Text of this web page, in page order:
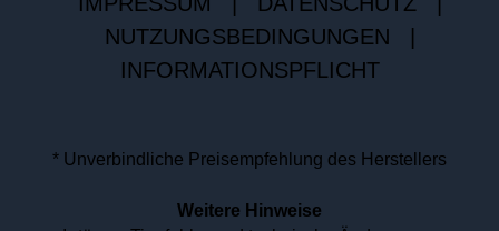
NUTZUNGSBEDINGUNGEN
INFORMATIONSPFLICHT
* Unverbindliche Preisempfehlung des Herstellers
Weitere Hinweise